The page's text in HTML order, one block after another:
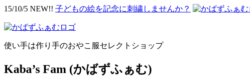
15/10/5 NEW!! 子どもの絵を記念に刺繍しませんか？
使い手は作り手のおやこ服セレクトショップ
Kaba’s Fam (かばずふぁむ)